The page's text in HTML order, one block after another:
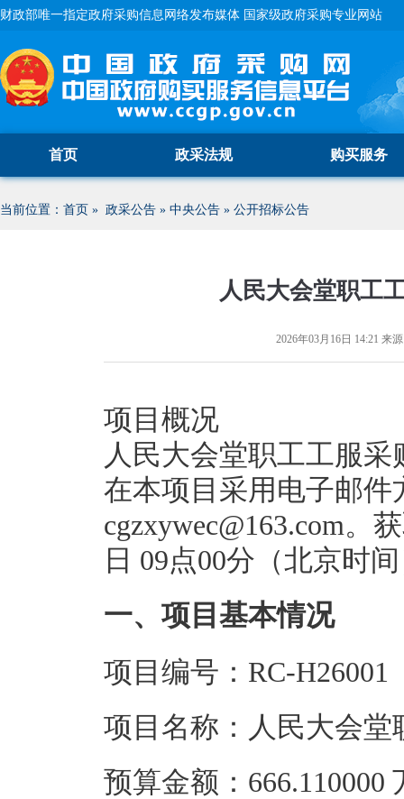
财政部唯一指定政府采购信息网络发布媒体 国家级政府采购专业网站
首页 政采法规 购买服务
当前位置： 首页 » 政采公告 » 中央公告 » 公开招标公告
人民大会堂职工
2026年03月16日 14:21 来
项目概况
人民大会堂职工工服
在本项目采用电子邮
cgzxywec@163.com。
日 09点00分（北京时
一、项目基本情况
项目编号：RC-H26001
项目名称：人民大会堂
预算金额：666.110000